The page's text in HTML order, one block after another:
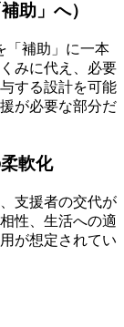
助」へ）
「補助」に一本
みに代え、必要
する設計を可能
が必要な部分だ
軟化
支援者の交代が
性、生活への適
が想定されてい